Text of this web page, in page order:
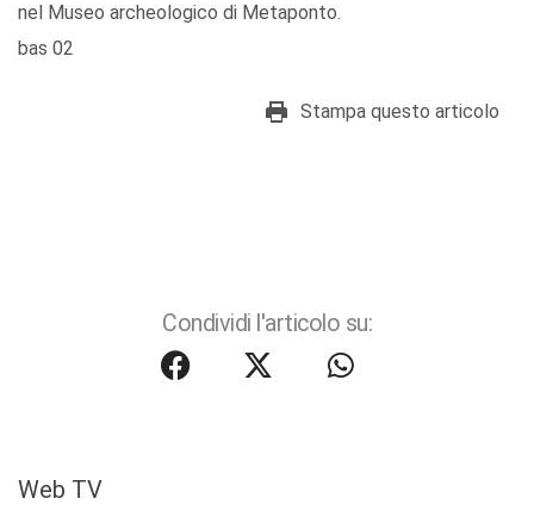
nel Museo archeologico di Metaponto.
bas 02
Stampa questo articolo
Condividi l'articolo su:
Web TV